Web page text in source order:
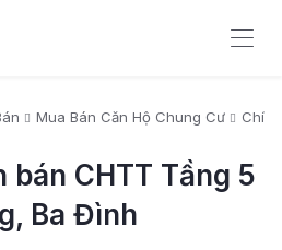
Mua Bán Căn Hộ Chung Cư
bán CHTT Tầng 5
Ba Đình